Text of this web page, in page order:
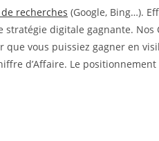
recherches (Google, Bing…).
digitale gagnante. Nos
vous puissiez gagner en
d’Affaire. Le